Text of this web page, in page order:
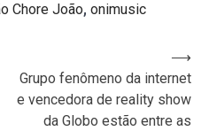
Chore João, onimusic
Grupo fenômeno da internet
e vencedora de reality show
da Globo estão entre as
⟶